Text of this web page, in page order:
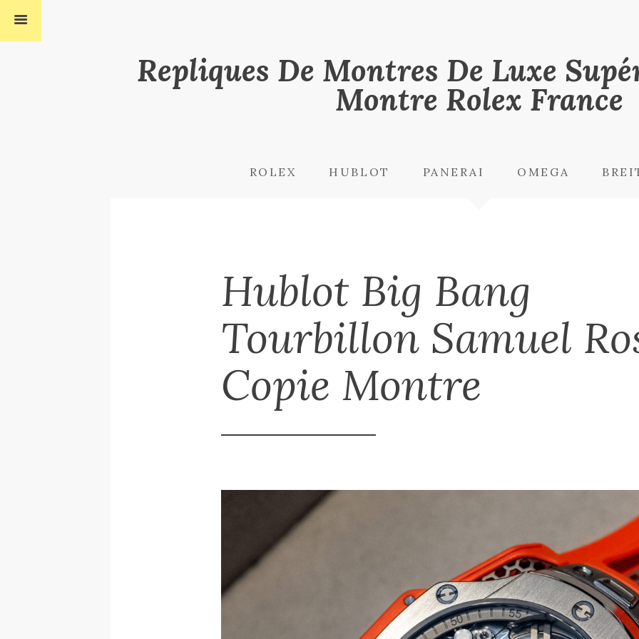
Repliques De Montres De Luxe
Montre Rolex France
ROLEX HUBLOT PANERAI OMEGA
Hublot Big Bang
Tourbillon Samuel
Copie Montre